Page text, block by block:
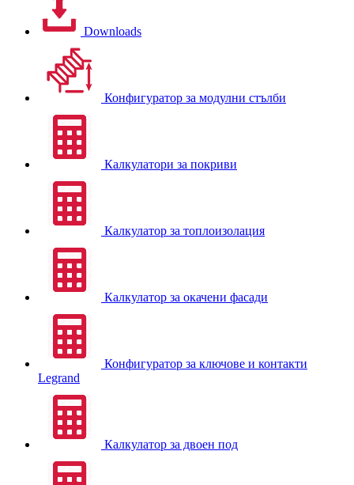
Downloads
Конфигуратор за модулни стълби
Калкулатори за покриви
Калкулатор за топлоизолация
Калкулатор за окачени фасади
Конфигуратор за ключове и контакти
Legrand
Калкулатор за двоен под